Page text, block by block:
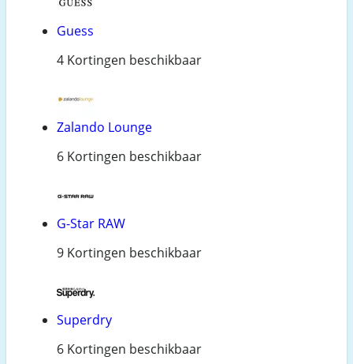
Guess
4 Kortingen beschikbaar
Zalando Lounge
6 Kortingen beschikbaar
G-Star RAW
9 Kortingen beschikbaar
Superdry
6 Kortingen beschikbaar